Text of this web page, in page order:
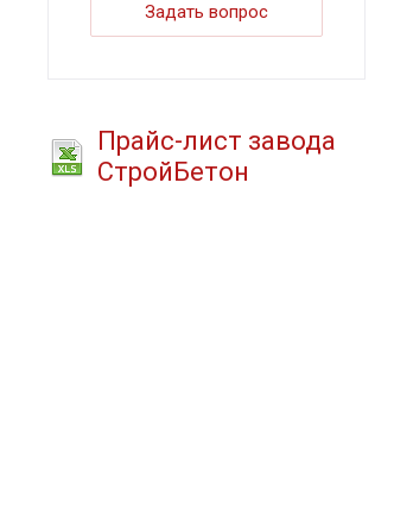
Задать вопрос
Прайс-лист завода
СтройБетон